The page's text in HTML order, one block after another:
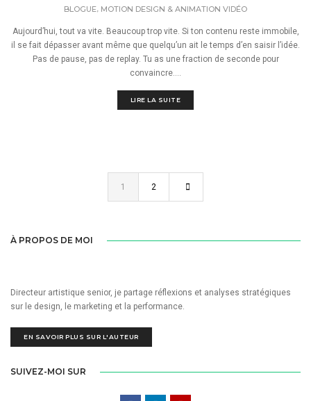
BLOGUE MOTION DESIGN & ANIMATION VIDÉO
Aujourd’hui, tout va vite. Beaucoup trop vite. Si ton contenu reste immobile,
il se fait dépasser avant même que quelqu’un ait le temps d’en saisir l’idée.
Pas de pause, pas de replay. Tu as une fraction de seconde pour
convaincre....
LIRE LA SUITE
1 2
À PROPOS DE MOI
Directeur artistique senior, je partage réflexions et analyses stratégiques
sur le design, le marketing et la performance.
EN SAVOIR PLUS SUR L'AUTEUR
SUIVEZ-MOI SUR